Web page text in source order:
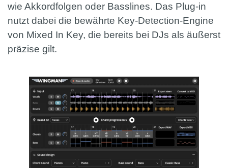
wie Akkordfolgen oder Basslines. Das Plug-in
nutzt dabei die bewährte Key-Detection-Engine
von Mixed In Key, die bereits bei DJs als äußerst
präzise gilt.